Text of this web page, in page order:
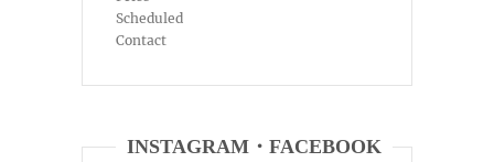
Scheduled
Contact
INSTAGRAM・FACEBOOK